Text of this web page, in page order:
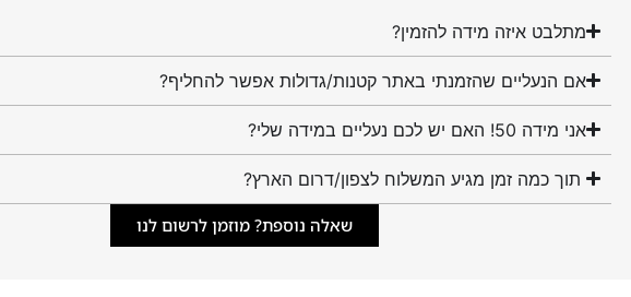
מתלבט איזה מידה להזמין?
אם הנעליים שהזמנתי באתר קטנות/גדולות אפשר להחליף?
אני מידה 50! האם יש לכם נעליים במידה שלי?
תוך כמה זמן מגיע המשלוח לצפון/דרום הארץ?
שאלה נוספת? מוזמן לרשום לנו